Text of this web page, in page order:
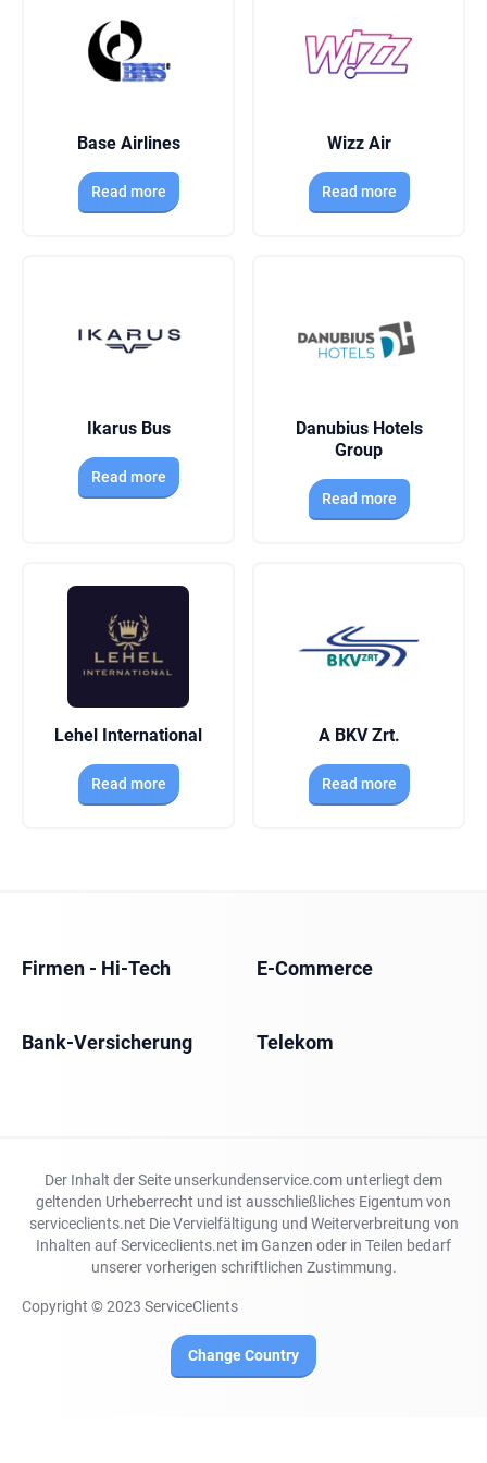
Base Airlines
Read more
Wizz Air
Read more
Ikarus Bus
Read more
Danubius Hotels
Group
Read more
Lehel International
Read more
A BKV Zrt.
Read more
Firmen - Hi-Tech E-Commerce
Bank-Versicherung Telekom
Der Inhalt der Seite unserkundenservice.com unterliegt dem
geltenden Urheberrecht und ist ausschließliches Eigentum von
serviceclients.net Die Vervielfältigung und Weiterverbreitung von
Inhalten auf Serviceclients.net im Ganzen oder in Teilen bedarf
unserer vorherigen schriftlichen Zustimmung.
Copyright © 2023 ServiceClients
Change Country